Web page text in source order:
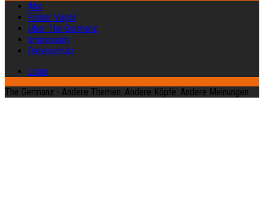
Abo
Früher Vogel
Über The Germanz
Impressum
Datenschutz
Login
The Germanz - Andere Themen. Andere Köpfe. Andere Meinungen.